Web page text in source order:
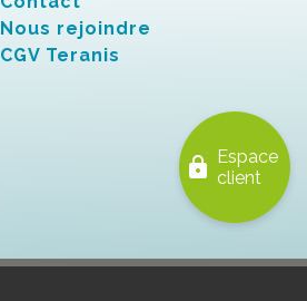
Nous rejoindre
CGV Teranis
lock Espace
client